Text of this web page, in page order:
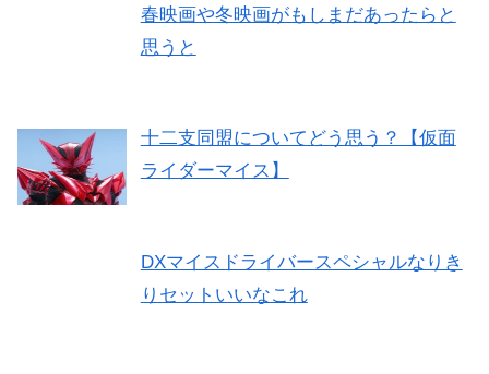
春映画や冬映画がもしまだあったらと
思うと
十二支同盟についてどう思う？【仮面
ライダーマイス】
DXマイスドライバースペシャルなりき
りセットいいなこれ